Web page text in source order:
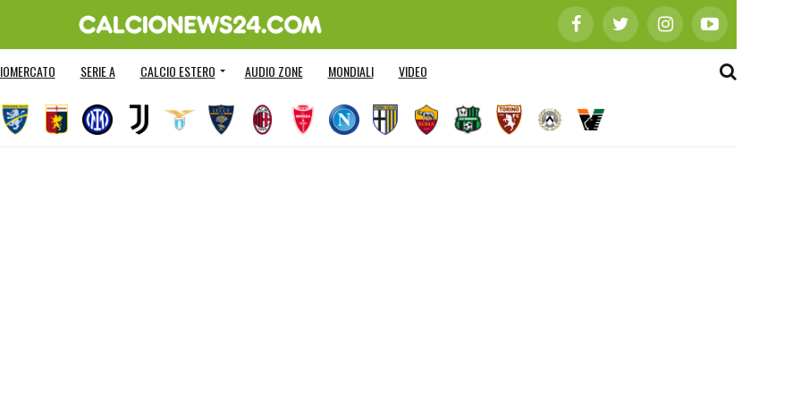
SERIE A CALCIO ESTERO AUDIO ZONE MONDIALI VIDEO